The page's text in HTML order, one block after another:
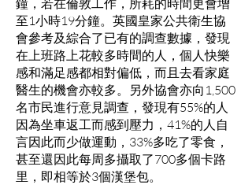
至1小時19分鐘。英國皇家公共衛生協
會參考及綜合了已有的調查數據，發現
在上班路上花較多時間的人，個人快樂
感和滿足感都相對偏低，而且去看家庭
醫生的機會亦較多。另外協會亦向1,500
名市民進行意見調查，發現有55%的人
因為坐車返工而感到壓力，41%的人自
言因此而少做運動，33%多吃了零食，
甚至還因此每周多攝取了700多個卡路
里，即相等於3個漢堡包。